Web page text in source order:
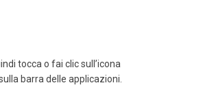
tocca o fai clic sull’icona
barra delle applicazioni.